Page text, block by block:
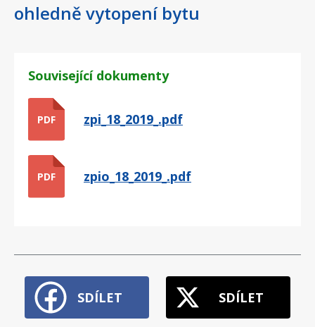
ohledně vytopení bytu
Související dokumenty
PDF zpi_18_2019_.pdf
PDF zpio_18_2019_.pdf
SDÍLET SDÍLET